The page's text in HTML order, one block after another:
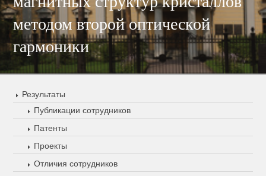
методом второй оптической
гармоники
Результаты
Публикации сотрудников
Патенты
Проекты
Отличия сотрудников